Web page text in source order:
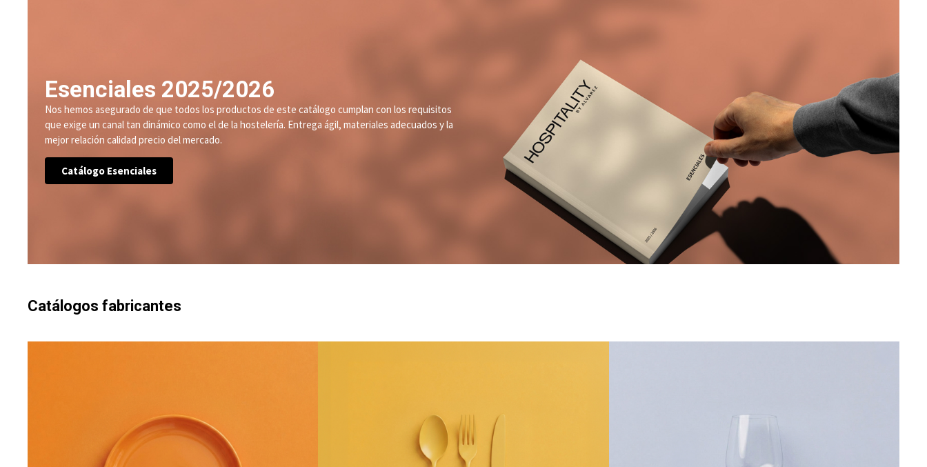
Esenciales 2025/2026
Nos hemos asegurado de que todos los productos de este catálogo cumplan con los requisitos
que exige un canal tan dinámico como el de la hostelería. Entrega ágil, materiales adecuados y la
mejor relación calidad precio del mercado.
Catálogo Esenciales
Catálogos fabricantes